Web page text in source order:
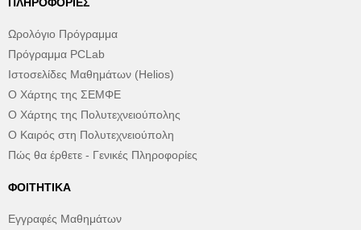
Ωρολόγιο Πρόγραμμα
Πρόγραμμα PCLab
Ιστοσελίδες Μαθημάτων (Helios)
Ο Χάρτης της ΣΕΜΦΕ
Ο Χάρτης της Πολυτεχνειούπολης
Ο Καιρός στη Πολυτεχνειούπολη
Πώς θα έρθετε - Γενικές Πληροφορίες
ΦΟΙΤΗΤΙΚΆ
Εγγραφές Μαθημάτων